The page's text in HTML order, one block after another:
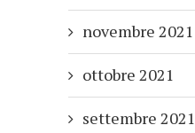
novembre 2021
ottobre 2021
settembre 2021